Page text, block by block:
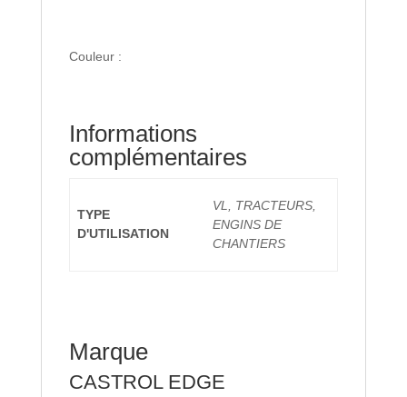
Couleur :
Informations
complémentaires
TYPE
D'UTILISATION
VL, TRACTEURS,
ENGINS DE
CHANTIERS
Marque
CASTROL EDGE